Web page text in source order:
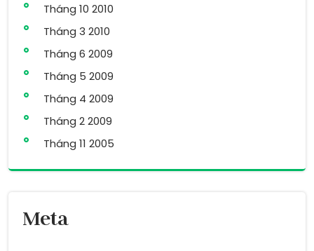
Tháng 10 2010
Tháng 3 2010
Tháng 6 2009
Tháng 5 2009
Tháng 4 2009
Tháng 2 2009
Tháng 11 2005
Meta